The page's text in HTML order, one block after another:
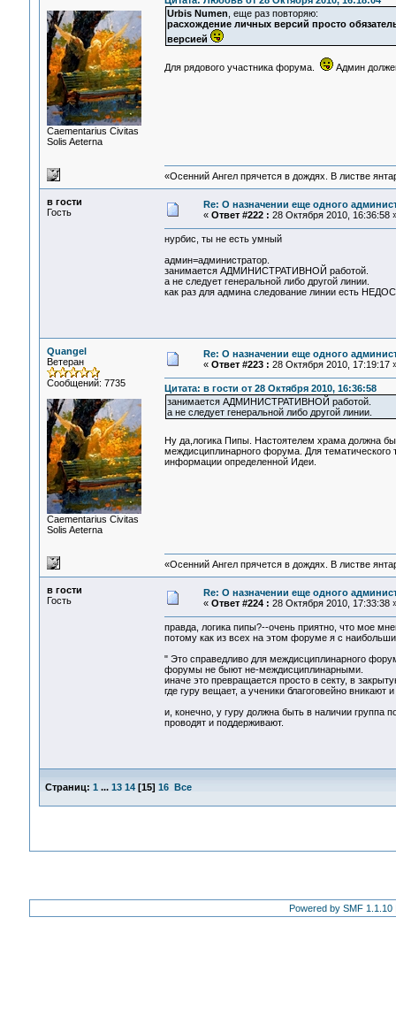
Сaementarius Civitas
Solis Aeterna
Urbis Numen , еще раз повторяю:
расхождение личных версий просто
версией
Для рядового участника форума. Админ
«Осенний Ангел прячется в дождях. В листве
в гости
Гость
Re: О назначении еще одного
« Ответ #222 : 28 Октября 2010, 16:36:58
нурбис, ты не есть умный
админ=администратор.
занимается АДМИНИСТРАТИВНОЙ работой.
а не следует генеральной либо другой линии.
как раз для админа следование линии есть
Quangel
Ветеран
Сообщений: 7735
Сaementarius Civitas
Solis Aeterna
Re: О назначении еще одного
« Ответ #223 : 28 Октября 2010, 17:19:17
Цитата: в гости от 28 Октября 2010, 16:36:58
занимается АДМИНИСТРАТИВНОЙ работой.
а не следует генеральной либо другой линии.
Ну да,логика Пипы. Настоятелем храма должна
междисциплинарного форума. Для тематического
информации определенной Идеи.
«Осенний Ангел прячется в дождях. В листве
в гости
Гость
Re: О назначении еще одного
« Ответ #224 : 28 Октября 2010, 17:33:38
правда, логика пипы?--очень приятно, что мое
потому как из всех на этом форуме я с
" Это справедливо для междисциплинарного
форумы не быют не-междисциплинарными.
иначе это превращается просто в секту, в
где гуру вещает, а ученики благоговейно
и, конечно, у гуру должна быть в наличии группа
проводят и поддерживают.
Страниц: 1 ... 13 14[15] 16 Все
Powered by SMF 1.1.10